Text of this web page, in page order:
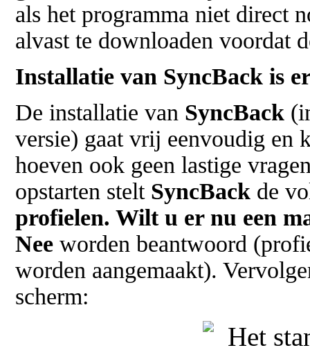
als het programma niet direct
alvast te downloaden voordat
Installatie van SyncBack is
De installatie van SyncBack
versie) gaat vrij eenvoudig en
hoeven ook geen lastige
opstarten stelt SyncBack de
profielen. Wilt u er nu een
Nee worden beantwoord
worden aangemaakt).
scherm: